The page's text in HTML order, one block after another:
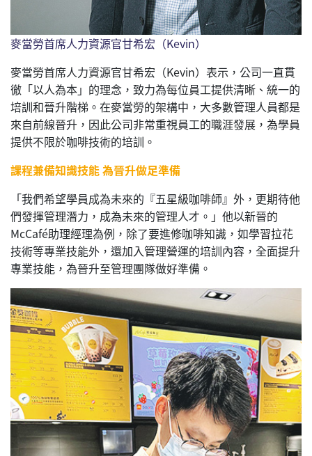
麥當勞首席人力資源官甘希宏（Kevin）
麥當勞首席人力資源官甘希宏（Kevin）表示，公司一直貫
徹「以人為本」的理念，致力為每位員工提供清晰、統一的
培訓和晉升階梯。在麥當勞的架構中，大多數管理人員都是
來自前線晉升，因此公司非常重視員工的職涯發展，為學員
提供不限於咖啡技術的培訓。
課程兼備知識技能 為晉升做足準備
「我們希望學員成為未來的『五星級咖啡師』外，更期待他
們發揮管理潛力，成為未來的管理人才。」他以新晉的
McCafé助理經理為例，除了要進修咖啡知識，如學習拉花
技術等專業技能外，還加入管理營運的培訓內容，全面提升
專業技能，為晉升至管理團隊做好準備。